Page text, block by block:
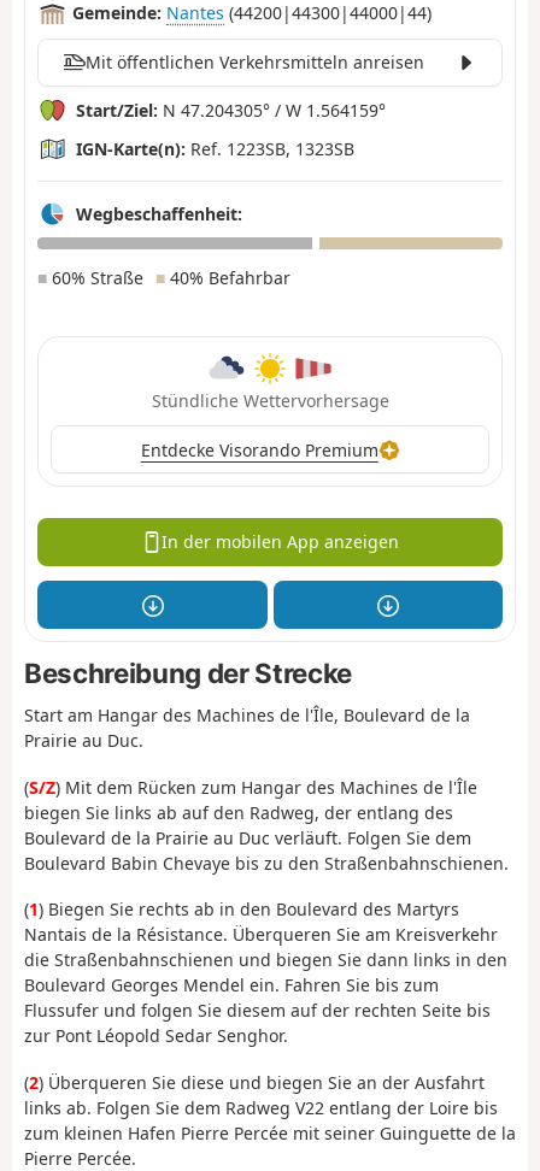
Gemeinde: Nantes (44200|44300|44000|44)
Mit öffentlichen Verkehrsmitteln anreisen
Start/Ziel: N 47.204305° / W 1.564159°
IGN-Karte(n): Ref. 1223SB, 1323SB
Wegbeschaffenheit:
■ 60% Straße ■ 40% Befahrbar
Stündliche Wettervorhersage
Entdecke Visorando Premium
In der mobilen App anzeigen
Beschreibung der Strecke
Start am Hangar des Machines de l'Île, Boulevard de la
Prairie au Duc.
(S/Z) Mit dem Rücken zum Hangar des Machines de l'Île
biegen Sie links ab auf den Radweg, der entlang des
Boulevard de la Prairie au Duc verläuft. Folgen Sie dem
Boulevard Babin Chevaye bis zu den Straßenbahnschienen.
(1) Biegen Sie rechts ab in den Boulevard des Martyrs
Nantais de la Résistance. Überqueren Sie am Kreisverkehr
die Straßenbahnschienen und biegen Sie dann links in den
Boulevard Georges Mendel ein. Fahren Sie bis zum
Flussufer und folgen Sie diesem auf der rechten Seite bis
zur Pont Léopold Sedar Senghor.
(2) Überqueren Sie diese und biegen Sie an der Ausfahrt
links ab. Folgen Sie dem Radweg V22 entlang der Loire bis
zum kleinen Hafen Pierre Percée mit seiner Guinguette de la
Pierre Percée.